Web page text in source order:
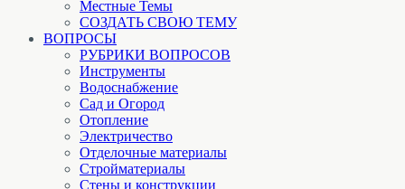
Местные Темы
СОЗДАТЬ СВОЮ ТЕМУ
ВОПРОСЫ
РУБРИКИ ВОПРОСОВ
Инструменты
Водоснабжение
Сад и Огород
Отопление
Электричество
Отделочные материалы
Стройматериалы
Стены и конструкции